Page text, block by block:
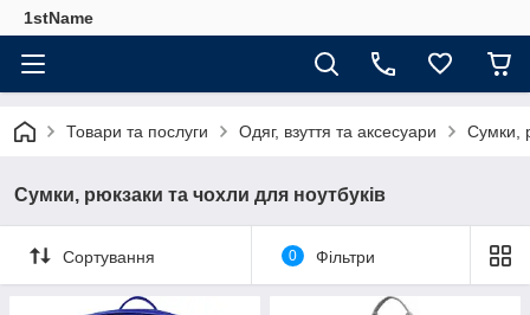
1stName
Товари та послуги Одяг, взуття та аксесуари Сумки,
Сумки, рюкзаки та чохли для ноутбуків
Сортування 0 Фільтри